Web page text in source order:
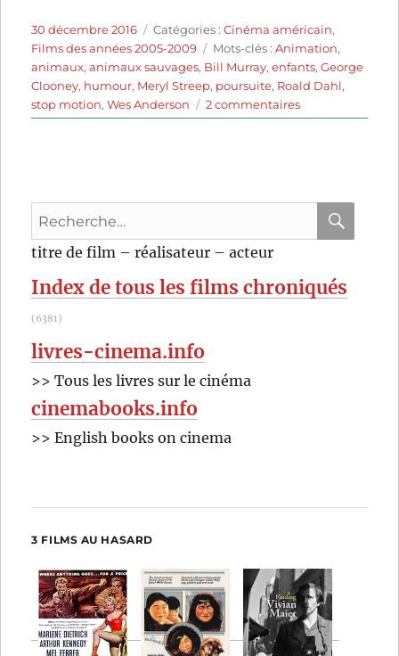
Publié
le
30 décembre 2016 Catégories
Catégories :Cinéma américain,
Films des années 2005-2009
Étiquettes
Mots-clés :Animation,
animaux,animaux sauvages, Bill Murray,enfants,George
Clooney, humour, Meryl Streep, poursuite, Roald Dahl,
stop motion,Wes Anderson 2 commentairessur
Fantastic
Recherche
pour
:
titre de film – réalisateur – acteur
Index de tous les films chroniqués
(6381)
livres-cinema.info
>> Tous les livres sur le cinéma
cinemabooks.info
>> English books on cinema
3 FILMS AU HASARD